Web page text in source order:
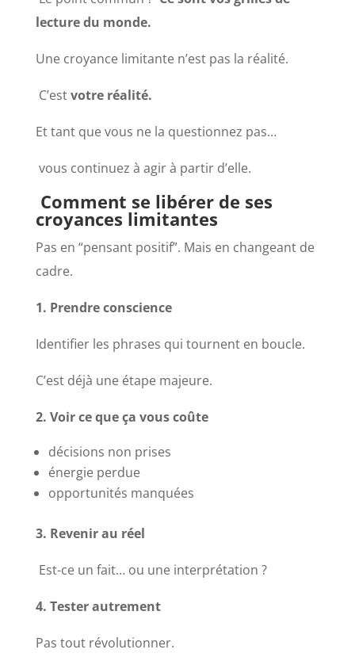
lecture du monde.
Une croyance limitante n’est pas la réalité.
C’estvotre réalité.
Et tant que vous ne la questionnez pas…
vous continuez à agir à partir d’elle.
Comment se libérer de ses
croyances limitantes
Pas en “pensant positif”. Mais en changeant de
cadre.
1. Prendre conscience
Identifier les phrases qui tournent en boucle.
C’est déjà une étape majeure.
2. Voir ce que ça vous coûte
décisions non prises
énergie perdue
opportunités manquées
3. Revenir au réel
Est-ce un fait… ou une interprétation ?
4. Tester autrement
Pas tout révolutionner.